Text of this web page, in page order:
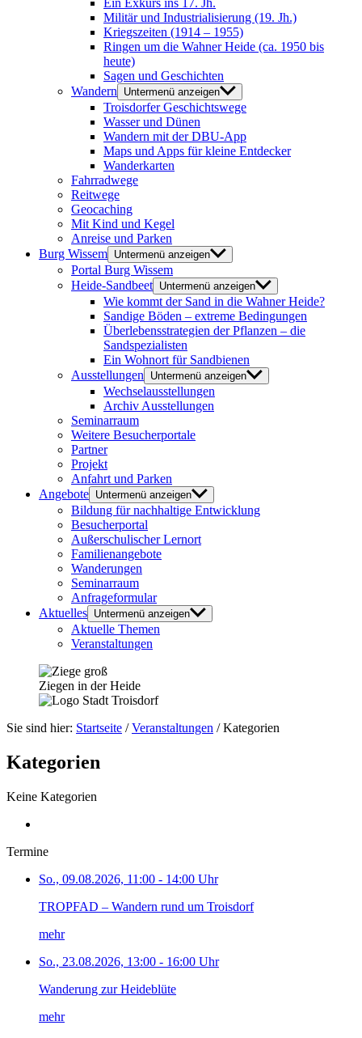
Ein Exkurs ins 17. Jh.
Militär und Industrialisierung (19. Jh.)
Kriegszeiten (1914 – 1955)
Ringen um die Wahner Heide (ca. 1950 bis
heute)
Sagen und Geschichten
Wandern
Untermenü anzeigen
Troisdorfer Geschichtswege
Wasser und Dünen
Wandern mit der DBU-App
Maps und Apps für kleine Entdecker
Wanderkarten
Fahrradwege
Reitwege
Geocaching
Mit Kind und Kegel
Anreise und Parken
Burg Wissem Untermenü anzeigen
Portal Burg Wissem
Heide-Sandbeet Untermenü anzeigen
Wie kommt der Sand in die Wahner Heide?
Sandige Böden – extreme Bedingungen
Überlebensstrategien der Pflanzen – die
Sandspezialisten
Ein Wohnort für Sandbienen
Ausstellungen
Untermenü anzeigen
Wechselausstellungen
Archiv Ausstellungen
Seminarraum
Weitere Besucherportale
Partner
Projekt
Anfahrt und Parken
Angebote Untermenü anzeigen
Bildung für nachhaltige Entwicklung
Besucherportal
Außerschulischer Lernort
Familienangebote
Wanderungen
Seminarraum
Anfrageformular
Aktuelles Untermenü anzeigen
Aktuelle Themen
Veranstaltungen
Ziegen in der Heide
Sie sind hier: Startseite /Veranstaltungen /Kategorien
Kategorien
Keine Kategorien
Termine
So., 09.08.2026, 11:00 - 14:00 Uhr
TROPFAD – Wandern rund um Troisdorf
mehr
So., 23.08.2026, 13:00 - 16:00 Uhr
Wanderung zur Heideblüte
mehr